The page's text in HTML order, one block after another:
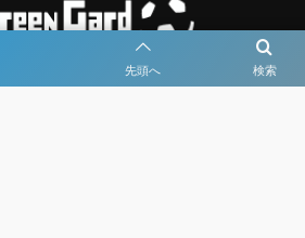
検索
先頭へ